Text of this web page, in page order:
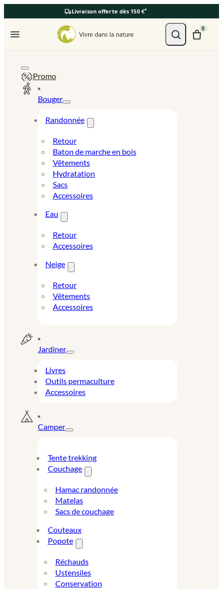
Livraison offerte dès 150 €*
Ouvrir le menu 0
Promo
Bouger
Randonnée
Retour
Baton de marche en bois
Vêtements
Hydratation
Sacs
Accessoires
Eau
Retour
Accessoires
Neige
Retour
Vêtements
Accessoires
Jardiner
Livres
Outils permaculture
Accessoires
Camper
Tente trekking
Couchage
Hamac randonnée
Matelas
Sacs de couchage
Couteaux
Popote
Réchauds
Ustensiles
Conservation